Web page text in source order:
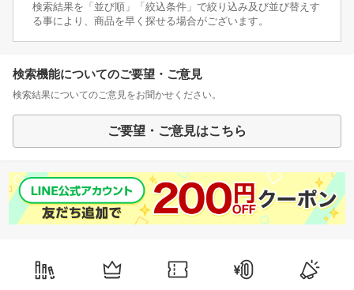
検索結果を「並び順」「絞込条件」で絞り込み及び並び替えす
る事により、商品を早く探せる場合がございます。
検索機能についてのご要望・ご意見
検索結果についてのご意見をお聞かせください。
ご要望・ご意見はこちら